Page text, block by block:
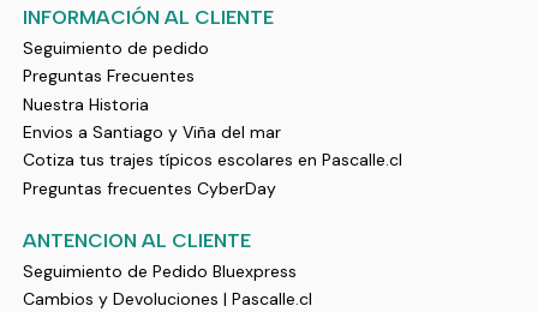
INFORMACIÓN AL CLIENTE
Seguimiento de pedido
Preguntas Frecuentes
Nuestra Historia
Envios a Santiago y Viña del mar
Cotiza tus trajes típicos escolares en Pascalle.cl
Preguntas frecuentes CyberDay
ANTENCION AL CLIENTE
Seguimiento de Pedido Bluexpress
Cambios y Devoluciones | Pascalle.cl